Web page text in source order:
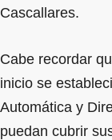
Cascallares.
Cabe recordar
inicio se
Automática y
puedan cubrir